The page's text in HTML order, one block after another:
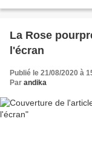
La Rose
l'écran
Publié le 21/08/2020 à
Par andika